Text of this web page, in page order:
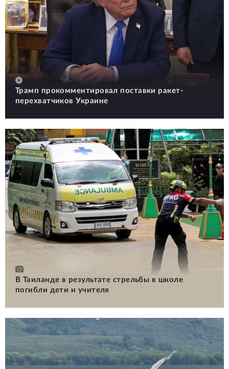
Трамп прокомментировал поставки ракет-
перехватчиков Украине
В Таиланде в результате стрельбы в школе
погибли дети и учителя